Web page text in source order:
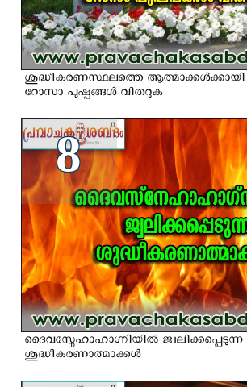
ശുദ്ധീകരണസ്ഥലത്തെ
റോസാ പുഷ്പങ്ങള്‍ വിതറുക
8
ദൈവസ്നേഹാഹാഗ്നിയില്‍ ജ്വലിക്കപ്പെടുന്ന
ശുദ്ധീകരണാത്മാക്കള്‍